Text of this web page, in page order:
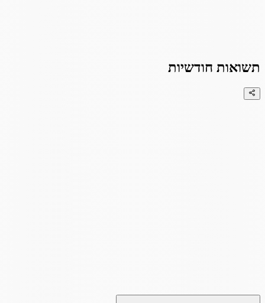
תשואות חודשיות